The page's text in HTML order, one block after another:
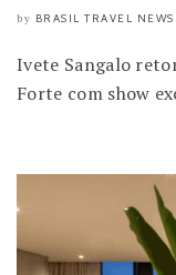
by BRASIL TRAVEL NEWS
Ivete Sangalo
Forte com show